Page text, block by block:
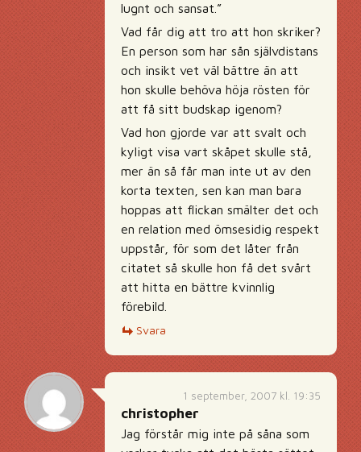
lugnt och sansat.”
Vad får dig att tro att hon skriker?
En person som har sån självdistans
och insikt vet väl bättre än att
hon skulle behöva höja rösten för
att få sitt budskap igenom?
Vad hon gjorde var att svalt och
kyligt visa vart skåpet skulle stå,
mer än så får man inte ut av den
korta texten, sen kan man bara
hoppas att flickan smälter det och
en relation med ömsesidig respekt
uppstår, för som det låter från
citatet så skulle hon få det svårt
att hitta en bättre kvinnlig
förebild.
Svara
1 september, 2007 kl. 19:35
christopher
Jag förstår mig inte på såna som